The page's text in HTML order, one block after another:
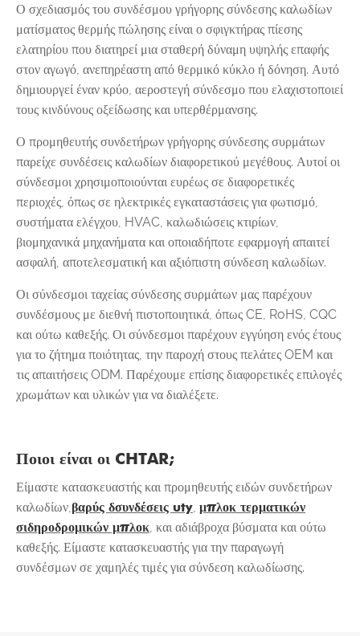
Ο σχεδιασμός του συνδέσμου γρήγορης σύνδεσης καλωδίων
ματίσματος θερμής πώλησης είναι ο σφιγκτήρας πίεσης
ελατηρίου που διατηρεί μια σταθερή δύναμη υψηλής επαφής
στον αγωγό, ανεπηρέαστη από θερμικό κύκλο ή δόνηση. Αυτό
δημιουργεί έναν κρύο, αεροστεγή σύνδεσμο που ελαχιστοποιεί
τους κινδύνους οξείδωσης και υπερθέρμανσης.
Ο προμηθευτής συνδετήρων γρήγορης σύνδεσης συρμάτων
παρείχε συνδέσεις καλωδίων διαφορετικού μεγέθους. Αυτοί οι
σύνδεσμοι χρησιμοποιούνται ευρέως σε διαφορετικές
περιοχές, όπως σε ηλεκτρικές εγκαταστάσεις για φωτισμό,
συστήματα ελέγχου, HVAC, καλωδιώσεις κτιρίων,
βιομηχανικά μηχανήματα και οποιαδήποτε εφαρμογή απαιτεί
ασφαλή, αποτελεσματική και αξιόπιστη σύνδεση καλωδίων.
Οι σύνδεσμοι ταχείας σύνδεσης συρμάτων μας παρέχουν
συνδέσμους με διεθνή πιστοποιητικά, όπως CE, RoHS, CQC
και ούτω καθεξής. Οι σύνδεσμοι παρέχουν εγγύηση ενός έτους
για το ζήτημα ποιότητας, την παροχή στους πελάτες OEM και
τις απαιτήσεις ODM. Παρέχουμε επίσης διαφορετικές επιλογές
χρωμάτων και υλικών για να διαλέξετε.
Ποιοι είναι οι CHTAR;
Είμαστε κατασκευαστής και προμηθευτής ειδών συνδετήρων
καλωδίων, βαρύς δσυνδέσεις uty μπλοκ τερματικών
σιδηροδρομικών μπλοκ , και αδιάβροχα βύσματα και ούτω
καθεξής. Είμαστε κατασκευαστής για την παραγωγή
συνδέσμων σε χαμηλές τιμές για σύνδεση καλωδίωσης.